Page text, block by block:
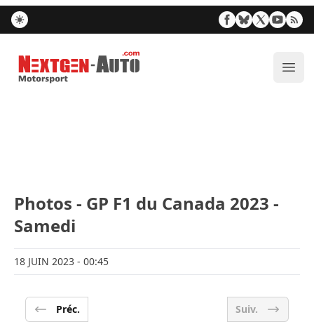
Nextgen-Auto.com
Photos - GP F1 du Canada 2023 -
Samedi
18 JUIN 2023 - 00:45
Préc. Suiv.